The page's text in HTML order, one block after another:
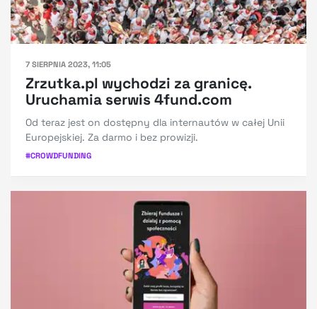
7 SIERPNIA 2023, 11:05
Zrzutka.pl wychodzi za granicę.
Uruchamia serwis 4fund.com
Od teraz jest on dostępny dla internautów w całej Unii
Europejskiej. Za darmo i bez prowizji.
#CROWDFUNDING